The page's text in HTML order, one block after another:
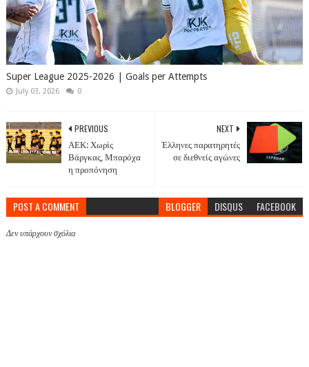
Super League 2025-2026 | Goals per Attempts
July 03, 2026 0
NEXT
Έλληνες παρατηρητές
σε διεθνείς αγώνες
PREVIOUS
ΑΕΚ: Χωρίς
Βάργκας, Μπαρόχα
η προπόνηση
POST A COMMENT BLOGGER DISQUS FACEBOOK
Δεν υπάρχουν σχόλια